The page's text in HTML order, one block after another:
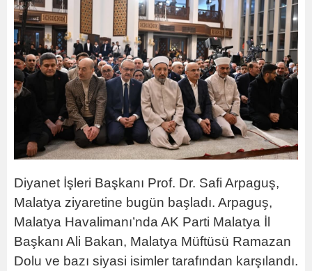
Diyanet İşleri Başkanı Prof. Dr. Safi Arpaguş,
Malatya ziyaretine bugün başladı. Arpaguş,
Malatya Havalimanı’nda AK Parti Malatya İl
Başkanı Ali Bakan, Malatya Müftüsü Ramazan
Dolu ve bazı siyasi isimler tarafından karşılandı.